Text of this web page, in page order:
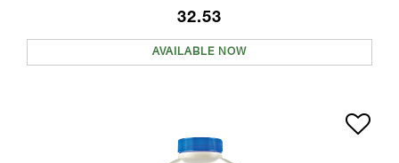
32.53
AVAILABLE NOW